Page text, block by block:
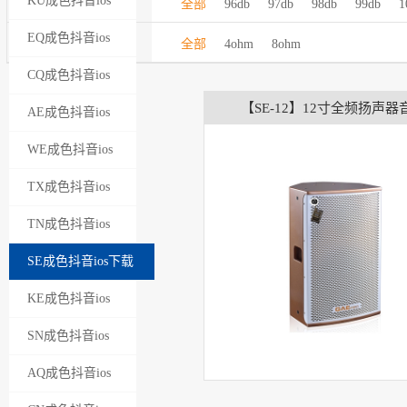
灵敏度： 全部 96db 97db 98db 99db
额定阻抗： 全部 4ohm 8ohm
下载苹果版
EQ成色抖音ios
下载苹果版
CQ成色抖音ios
下载苹果版
AE成色抖音ios
下载苹果版
WE成色抖音ios
下载苹果版
TX成色抖音ios
下载苹果版
TN成色抖音ios
下载苹果版
SE成色抖音ios下载
苹果版
KE成色抖音ios
下载苹果版
SN成色抖音ios
下载苹果版
AQ成色抖音ios
【SE-12】12寸全频扬声器